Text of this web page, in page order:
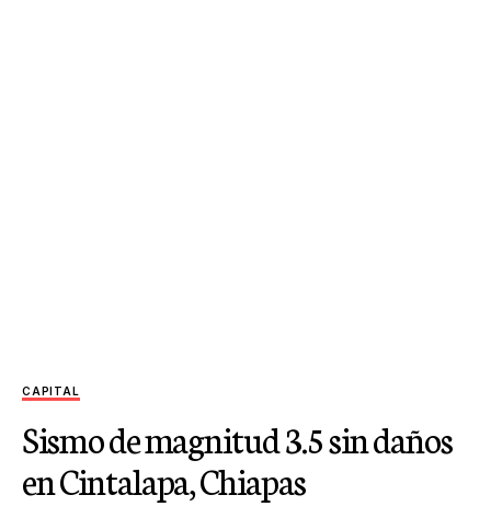
CAPITAL
Sismo de magnitud 3.5 sin daños
en Cintalapa, Chiapas